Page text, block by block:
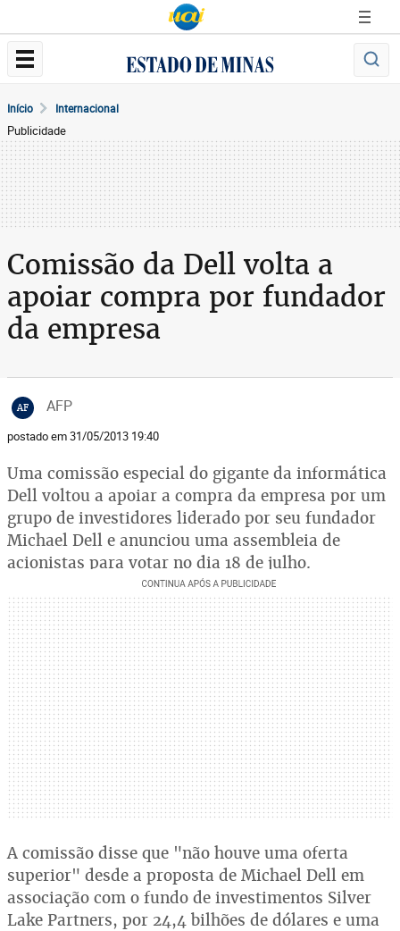
Início Internacional
Publicidade
Comissão da Dell volta a
apoiar compra por fundador
da empresa
AF AFP
postado em 31/05/2013 19:40
Uma comissão especial do gigante da informática
Dell voltou a apoiar a compra da empresa por um
grupo de investidores liderado por seu fundador
Michael Dell e anunciou uma assembleia de
acionistas para votar no dia 18 de julho.
A comissão disse que "não houve uma oferta
superior" desde a proposta de Michael Dell em
associação com o fundo de investimentos Silver
Lake Partners, por 24,4 bilhões de dólares e uma